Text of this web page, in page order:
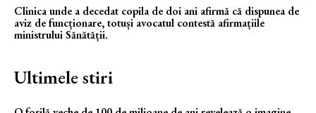
Clinica unde a decedat copila de doi ani afirmă că dispunea de
aviz de funcționare, totuși avocatul contestă afirmațiile
ministrului Sănătății.
Ultimele stiri